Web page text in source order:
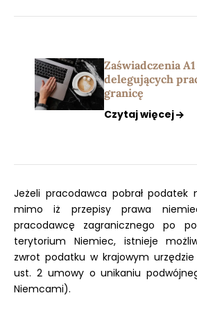
Zaświadczenia
delegujących
granicę
Czytaj więcej
Jeżeli pracodawca pobrał podatek
mimo iż przepisy prawa
pracodawcę zagranicznego po
terytorium Niemiec, istnieje
zwrot podatku w krajowym
ust. 2 umowy o unikaniu
Niemcami).